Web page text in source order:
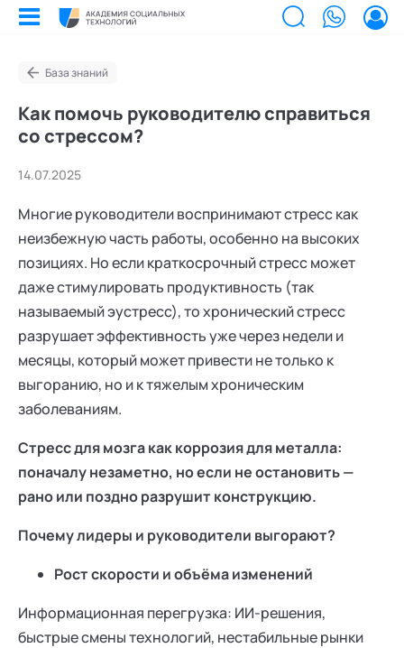
База знаний
14.07.2025
Как помочь руководителю справиться
со стрессом?
Многие руководители воспринимают стресс как
неизбежную часть работы, особенно на высоких
позициях. Но если краткосрочный стресс может
даже стимулировать продуктивность (так
называемый эустресс), то хронический стресс
разрушает эффективность уже через недели и
месяцы, который может привести не только к
выгоранию, но и к тяжелым хроническим
заболеваниям.
Стресс для мозга как коррозия для металла:
поначалу незаметно, но если не остановить —
рано или поздно разрушит конструкцию.
Почему лидеры и руководители выгорают?
Рост скорости и объёма изменений
Информационная перегрузка: ИИ-решения,
быстрые смены технологий, нестабильные рынки
Образование
Услуги
Найти эксперта
Об Академии
Профессионалам
Приобретенные билеты на мероприятия
Сертификаты
сообществе АСТ
Акты, договоры и другие документы для скачивания
Программы обучения
уже зачислены в качестве слушателя
Заказы услуг
Ваши заказы на услуги Экспертов Академии
Основное
Настройка двухфакторной аутентификации